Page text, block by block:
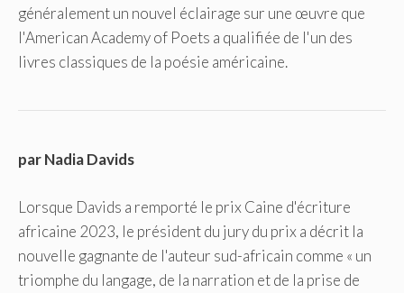
généralement un nouvel éclairage sur une œuvre que
l'American Academy of Poets a qualifiée de l'un des
livres classiques de la poésie américaine.
par Nadia Davids
Lorsque Davids a remporté le prix Caine d'écriture
africaine 2023, le président du jury du prix a décrit la
nouvelle gagnante de l'auteur sud-africain comme « un
triomphe du langage, de la narration et de la prise de